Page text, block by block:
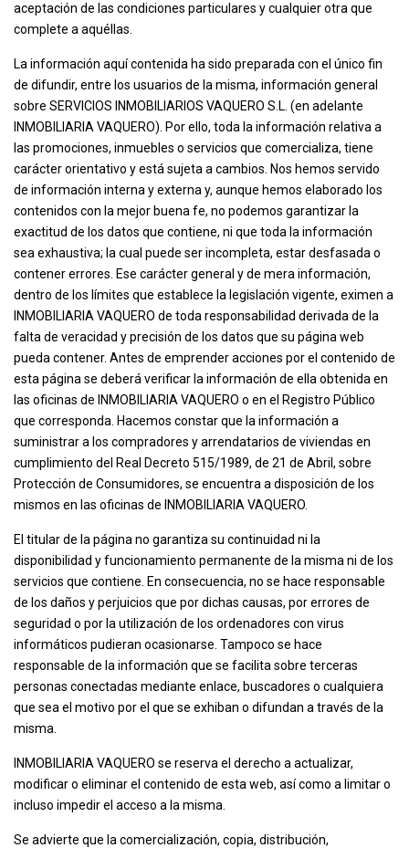
aceptación de las condiciones particulares y cualquier otra que
complete a aquéllas.
La información aquí contenida ha sido preparada con el único fin
de difundir, entre los usuarios de la misma, información general
sobre SERVICIOS INMOBILIARIOS VAQUERO S.L. (en adelante
INMOBILIARIA VAQUERO). Por ello, toda la información relativa a
las promociones, inmuebles o servicios que comercializa, tiene
carácter orientativo y está sujeta a cambios. Nos hemos servido
de información interna y externa y, aunque hemos elaborado los
contenidos con la mejor buena fe, no podemos garantizar la
exactitud de los datos que contiene, ni que toda la información
sea exhaustiva; la cual puede ser incompleta, estar desfasada o
contener errores. Ese carácter general y de mera información,
dentro de los límites que establece la legislación vigente, eximen a
INMOBILIARIA VAQUERO de toda responsabilidad derivada de la
falta de veracidad y precisión de los datos que su página web
pueda contener. Antes de emprender acciones por el contenido de
esta página se deberá verificar la información de ella obtenida en
las oficinas de INMOBILIARIA VAQUERO o en el Registro Público
que corresponda. Hacemos constar que la información a
suministrar a los compradores y arrendatarios de viviendas en
cumplimiento del Real Decreto 515/1989, de 21 de Abril, sobre
Protección de Consumidores, se encuentra a disposición de los
mismos en las oficinas de INMOBILIARIA VAQUERO.
El titular de la página no garantiza su continuidad ni la
disponibilidad y funcionamiento permanente de la misma ni de los
servicios que contiene. En consecuencia, no se hace responsable
de los daños y perjuicios que por dichas causas, por errores de
seguridad o por la utilización de los ordenadores con virus
informáticos pudieran ocasionarse. Tampoco se hace
responsable de la información que se facilita sobre terceras
personas conectadas mediante enlace, buscadores o cualquiera
que sea el motivo por el que se exhiban o difundan a través de la
misma.
INMOBILIARIA VAQUERO se reserva el derecho a actualizar,
modificar o eliminar el contenido de esta web, así como a limitar o
incluso impedir el acceso a la misma.
Se advierte que la comercialización, copia, distribución,